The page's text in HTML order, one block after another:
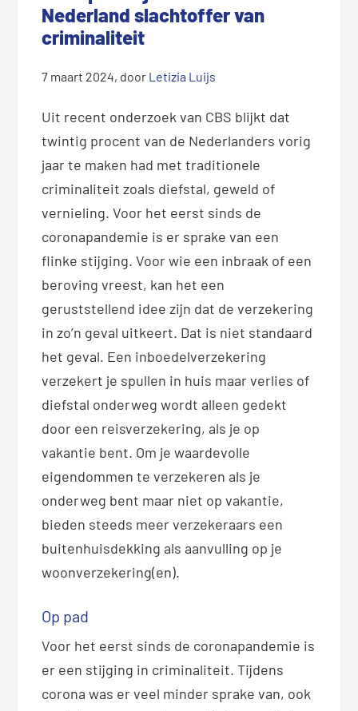
Nederland slachtoffer van
criminaliteit
7 maart 2024, door Letizia Luijs
Uit recent onderzoek van CBS blijkt dat
twintig procent van de Nederlanders vorig
jaar te maken had met traditionele
criminaliteit zoals diefstal, geweld of
vernieling. Voor het eerst sinds de
coronapandemie is er sprake van een
flinke stijging. Voor wie een inbraak of een
beroving vreest, kan het een
geruststellend idee zijn dat de verzekering
in zo’n geval uitkeert. Dat is niet standaard
het geval. Een inboedelverzekering
verzekert je spullen in huis maar verlies of
diefstal onderweg wordt alleen gedekt
door een reisverzekering, als je op
vakantie bent. Om je waardevolle
eigendommen te verzekeren als je
onderweg bent maar niet op vakantie,
bieden steeds meer verzekeraars een
buitenhuisdekking als aanvulling op je
woonverzekering(en).
Op pad
Voor het eerst sinds de coronapandemie is
er een stijging in criminaliteit. Tijdens
corona was er veel minder sprake van, ook